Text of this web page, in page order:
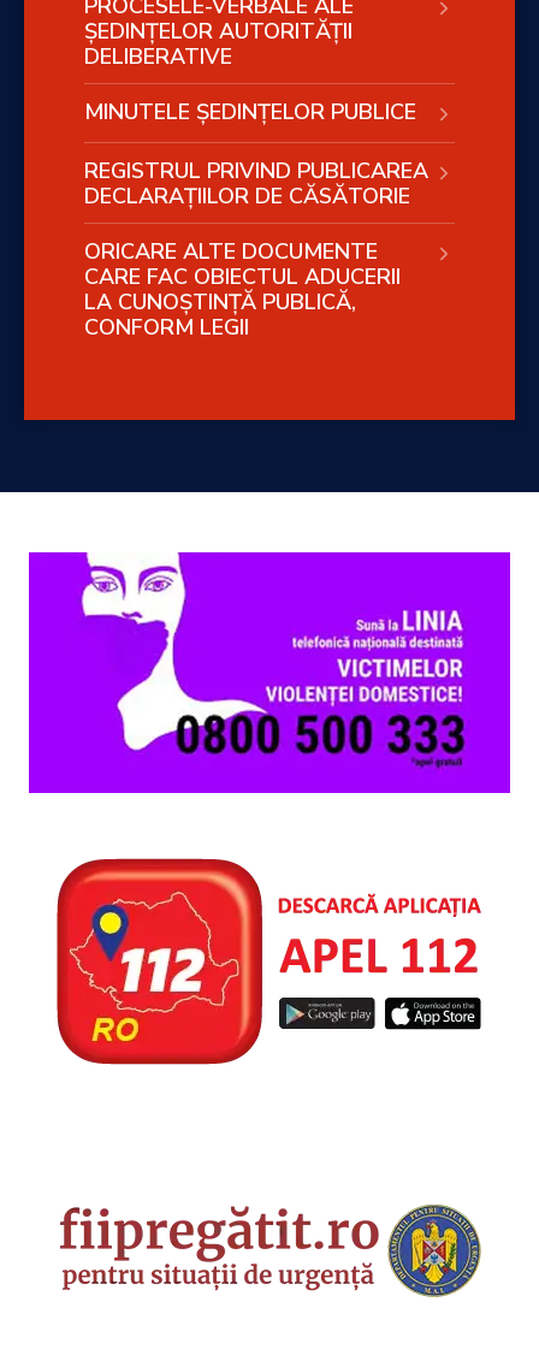
PROCESELE-VERBALE ALE
ȘEDINȚELOR AUTORITĂȚII
DELIBERATIVE
MINUTELE ȘEDINȚELOR PUBLICE
REGISTRUL PRIVIND PUBLICAREA
DECLARAȚIILOR DE CĂSĂTORIE
ORICARE ALTE DOCUMENTE
CARE FAC OBIECTUL ADUCERII
LA CUNOȘTINȚĂ PUBLICĂ,
CONFORM LEGII